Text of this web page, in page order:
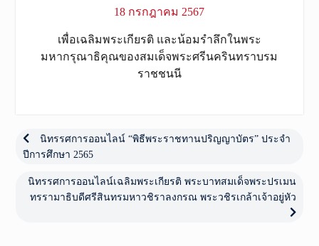
18 กรกฎาคม 2567
เพื่อเฉลิมพระเกียรติ และน้อมรำลึกในพระ
มหากรุณาธิคุณของสมเด็จพระศรีนครินทราบรม
ราชชนนี
นำทาง
เรื่อง
Previous
post:
นิทรรศการออนไลน์ “พิธีพระราชทานปริญญาบัตร” ประจำ
ปีการศึกษา 2565
Next
post:
นิทรรศการออนไลน์เฉลิมพระเกียรติ พระบาทสมเด็จพระปรเมน
ทรรามาธิบดีศรีสินทรมหาวชิราลงกรณ ​พระวชิรเกล้าเจ้าอยู่หัว